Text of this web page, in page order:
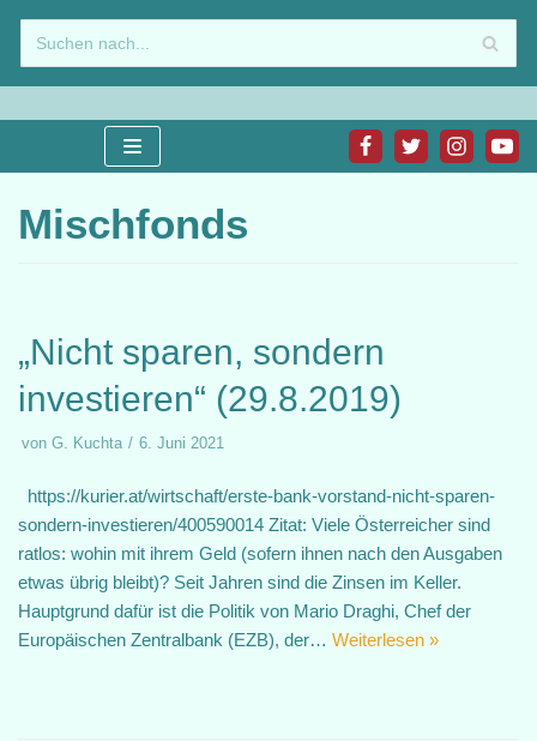
Zum
Inhalt
springen
Mischfonds
„Nicht sparen, sondern
investieren“ (29.8.2019)
von G. Kuchta 6. Juni 2021
https://kurier.at/wirtschaft/erste-bank-vorstand-nicht-sparen-
sondern-investieren/400590014 Zitat: Viele Österreicher sind
ratlos: wohin mit ihrem Geld (sofern ihnen nach den Ausgaben
etwas übrig bleibt)? Seit Jahren sind die Zinsen im Keller.
Hauptgrund dafür ist die Politik von Mario Draghi, Chef der
Europäischen Zentralbank (EZB), der… Weiterlesen »